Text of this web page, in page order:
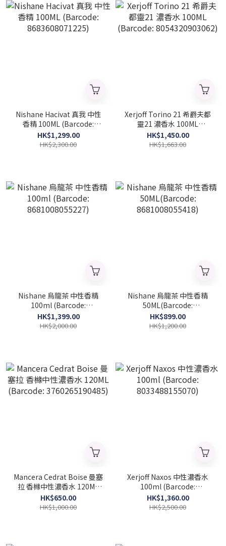
Nishane Hacivat 真我 中性
香精 100ML (Barcode:
8683608071225)
HK$1,299.00
HK$2,300.00
Xerjoff Torino 21 希爵夫都
靈21 濃香水 100ML
(Barcode: 8054320903062)
HK$1,450.00
HK$1,663.00
Nishane 烏龍茶 中性香精
100ml (Barcode:
8681008055227)
HK$1,399.00
HK$2,000.00
Nishane 烏龍茶 中性香精
50ML(Barcode:
8681008055418)
HK$899.00
HK$1,200.00
Mancera Cedrat Boise 曼塞
拉 香櫞中性濃香水 120ML
(Barcode: 3760265190485)
HK$650.00
HK$1,000.00
Xerjoff Naxos 中性濃香水
100ml (Barcode:
8033488155070)
HK$1,360.00
HK$2,500.00